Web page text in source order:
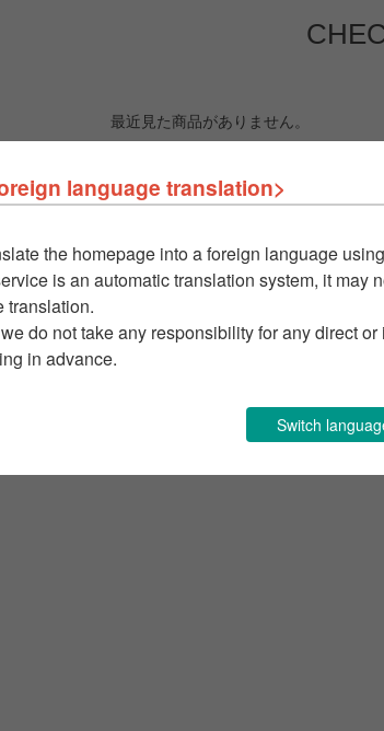
最近見た商品がありません。
language translation>
the homepage into a foreign language
is an automatic translation system, it may
translation.
do not take any responsibility for any direct
in advance.
Switch